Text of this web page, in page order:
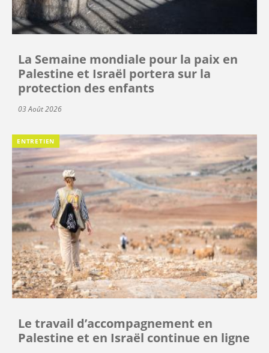
La Semaine mondiale pour la paix en
Palestine et Israël portera sur la
protection des enfants
03 Août 2026
ENTRETIEN
Le travail d’accompagnement en
Palestine et en Israël continue en ligne